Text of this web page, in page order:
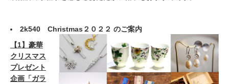
2k540 Christmas２０２２ のご案内
【1】豪華
クリスマス
プレゼント
企画「ガラ